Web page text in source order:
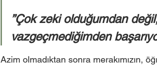
”Çok zeki olduğumdan
vazgeçmediğimden
Azim olmadıktan sonra merakımızın,